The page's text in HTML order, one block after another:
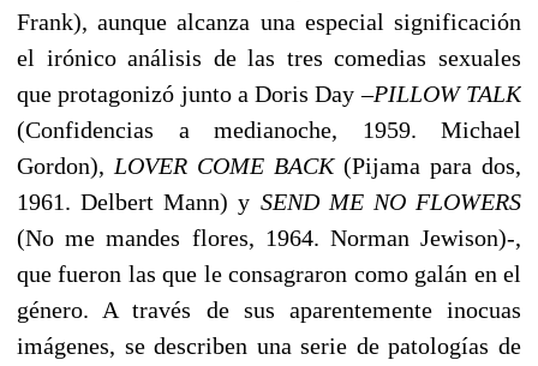
Frank), aunque alcanza una especial significación
el irónico análisis de las tres comedias sexuales
que protagonizó junto a Doris Day –PILLOW TALK
(Confidencias a medianoche, 1959. Michael
Gordon), LOVER COME BACK(Pijama para dos,
1961. Delbert Mann) y SEND ME NO FLOWERS
(No me mandes flores, 1964. Norman Jewison)-,
que fueron las que le consagraron como galán en el
género. A través de sus aparentemente inocuas
imágenes, se describen una serie de patologías de